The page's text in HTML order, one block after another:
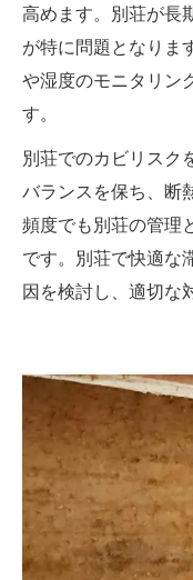
高めます。別荘が長
が特に問題となりま
や湿度のモニタリン
す。
別荘でのカビリスク
バランスを保ち、断
頻度でも別荘の管理
です。別荘で快適な
因を検討し、適切な